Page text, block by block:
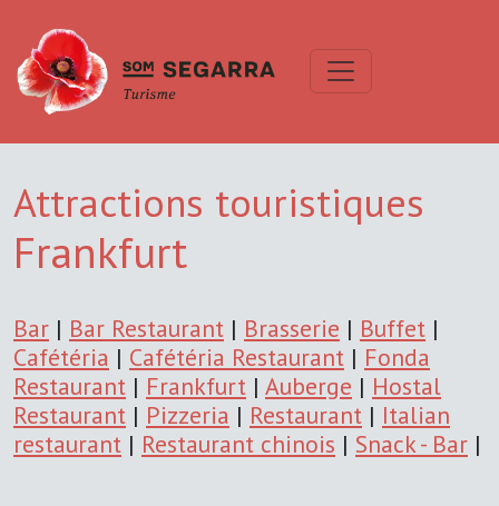
Attractions touristiques
Frankfurt
Bar | Bar Restaurant | Brasserie | Buffet |
Cafétéria | Cafétéria Restaurant | Fonda
Restaurant | Frankfurt | Auberge | Hostal
Restaurant | Pizzeria | Restaurant | Italian
restaurant | Restaurant chinois | Snack - Bar |